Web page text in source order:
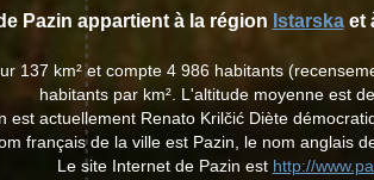
Pazin appartient à la région Istarskaet
137 km² et compte 4 986 habitants
habitants par km². L'altitude moyenne est
est actuellement Renato Krilčić Diète
français de la ville est Pazin, le nom anglais
Le site Internet de Pazin est http://